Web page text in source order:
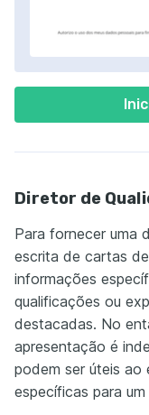
Diretor de
Para fornecer uma
escrita de cartas
informações
qualificações ou
destacadas. No
apresentação é
podem ser úteis ao
específicas para